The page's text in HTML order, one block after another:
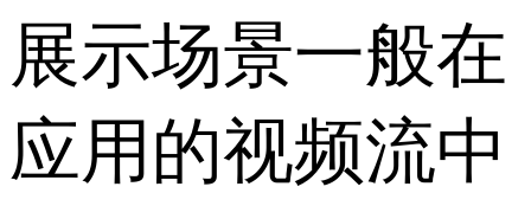
展示场景一般在
应用的视频流中